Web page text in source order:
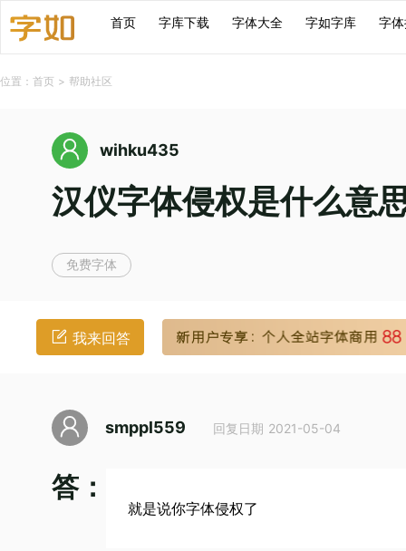
首页 字库下载 字体大全 字如字库 字
位置： 首页 > 帮助社区
wihku435
汉仪字体侵权是什么意
免费字体
我来回答
smppl559 回复日期 2021-05-04
答：
就是说你字体侵权了